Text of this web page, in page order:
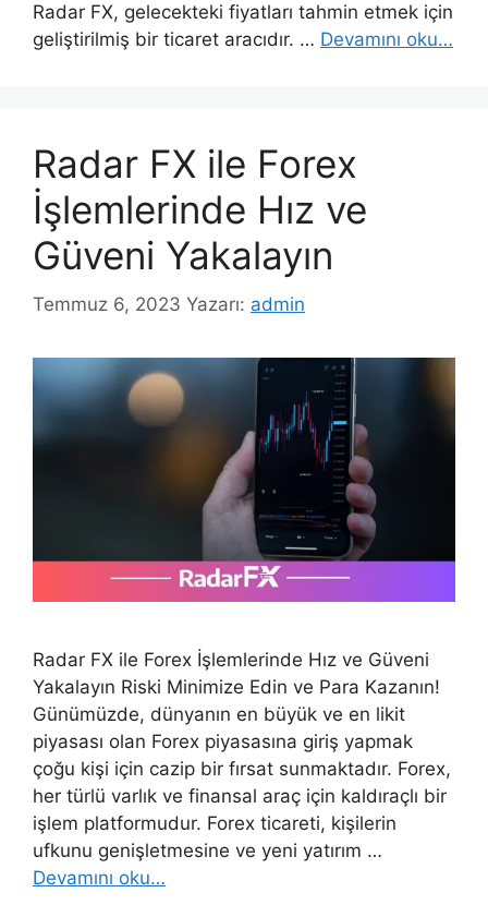
Radar FX, gelecekteki fiyatları tahmin etmek için
geliştirilmiş bir ticaret aracıdır. … Devamını oku…
Radar FX ile Forex
İşlemlerinde Hız ve
Güveni Yakalayın
Temmuz 6, 2023 Yazarı: admin
Radar FX ile Forex İşlemlerinde Hız ve Güveni
Yakalayın Riski Minimize Edin ve Para Kazanın!
Günümüzde, dünyanın en büyük ve en likit
piyasası olan Forex piyasasına giriş yapmak
çoğu kişi için cazip bir fırsat sunmaktadır. Forex,
her türlü varlık ve finansal araç için kaldıraçlı bir
işlem platformudur. Forex ticareti, kişilerin
ufkunu genişletmesine ve yeni yatırım …
Devamını oku…